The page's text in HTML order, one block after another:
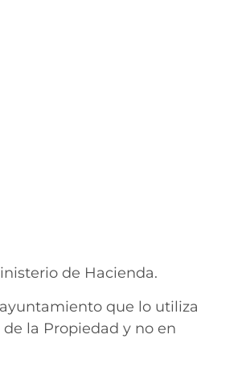
de Hacienda.
que lo utiliza
la Propiedad y no en